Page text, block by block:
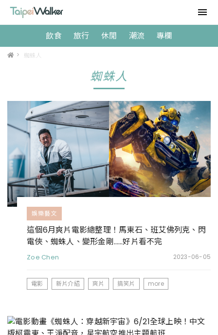
飲食 旅行 休閒 潮流 專欄
> 蜘蛛人
蜘蛛人
娛樂藝文
這個6月爽片電影總整理！馬東石、班艾佛列克、閃
電俠、蜘蛛人、變形金剛……好片看不完
Zoe Chen 2023-06-05
電影 新片介紹 爽片 搞笑片 more